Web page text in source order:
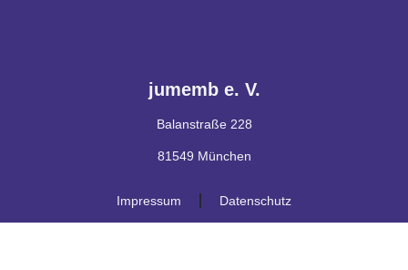
jumemb e. V.
Balanstraße 228
81549 München
Impressum Datenschutz